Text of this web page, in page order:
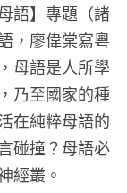
語】專題（諸
，廖偉棠寫粵
母語是人所學
乃至國家的種
在純粹母語的
碰撞？母語必
經叢。